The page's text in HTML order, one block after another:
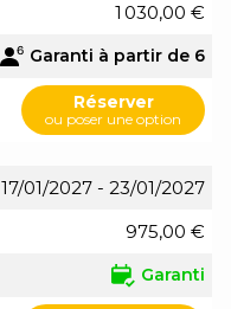
1 030,00 €
Garanti à partir de 6
Réserver
ou poser une option
17/01/2027 - 23/01/2027
975,00 €
Garanti